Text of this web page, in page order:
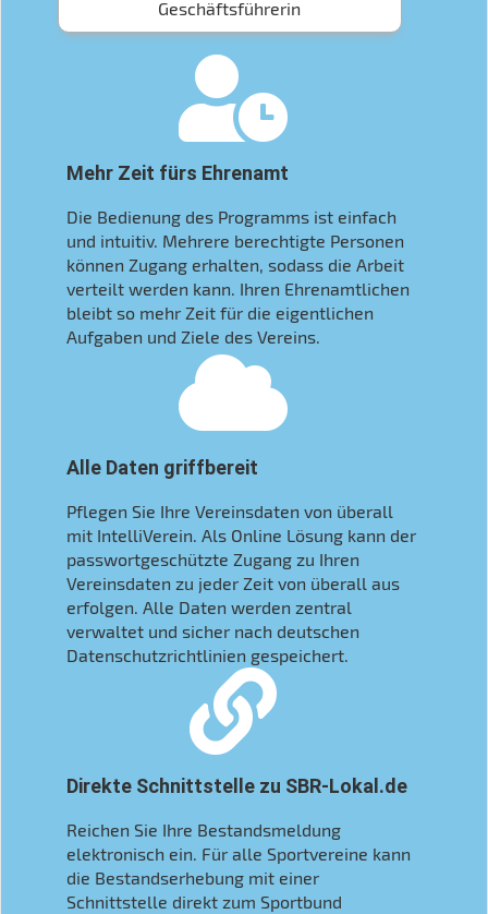
Geschäftsführerin
Mehr Zeit fürs Ehrenamt
Die Bedienung des Programms ist einfach
und intuitiv. Mehrere berechtigte Personen
können Zugang erhalten, sodass die Arbeit
verteilt werden kann. Ihren Ehrenamtlichen
bleibt so mehr Zeit für die eigentlichen
Aufgaben und Ziele des Vereins.
Alle Daten griffbereit
Pflegen Sie Ihre Vereinsdaten von überall
mit IntelliVerein. Als Online Lösung kann der
passwortgeschützte Zugang zu Ihren
Vereinsdaten zu jeder Zeit von überall aus
erfolgen. Alle Daten werden zentral
verwaltet und sicher nach deutschen
Datenschutzrichtlinien gespeichert.
Direkte Schnittstelle zu SBR-Lokal.de
Reichen Sie Ihre Bestandsmeldung
elektronisch ein. Für alle Sportvereine kann
die Bestandserhebung mit einer
Schnittstelle direkt zum Sportbund